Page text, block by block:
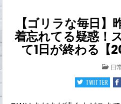
【ゴリラな毎日
着忘れてる疑惑！
て1日が終わる【
IN
日
TWITTER